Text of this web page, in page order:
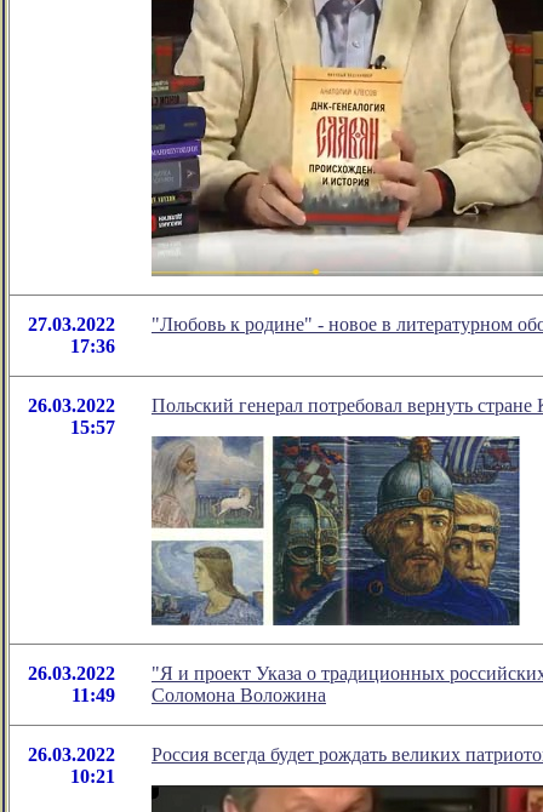
27.03.2022
17:36
"Любовь к родине" - новое в литературном
26.03.2022
15:57
Польский генерал потребовал вернуть
26.03.2022
11:49
"Я и проект Указа о традиционных
Соломона Воложина
26.03.2022
10:21
Россия всегда будет рождать великих